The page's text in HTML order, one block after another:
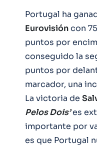
Portugal ha
Eurovisióncon
puntos por
conseguido la
puntos por
marcador, una
La victoria de
Pelos Dois’es
importante por
es que Portugal